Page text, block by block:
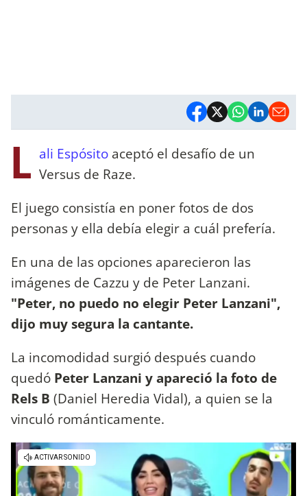
L ali Espósito aceptó el desafío de un
Versus de Raze.
El juego consistía en poner fotos de dos
personas y ella debía elegir a cuál prefería.
En una de las opciones aparecieron las
imágenes de Cazzu y de Peter Lanzani.
"Peter, no puedo no elegir Peter Lanzani",
dijo muy segura la cantante.
La incomodidad surgió después cuando
quedó Peter Lanzani y apareció la foto de
Rels B (Daniel Heredia Vidal), a quien se la
vinculó románticamente.